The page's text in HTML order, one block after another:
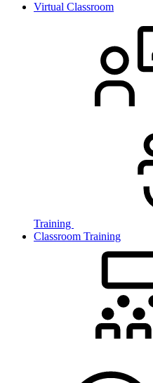
Virtual Classroom
Training
Classroom Training